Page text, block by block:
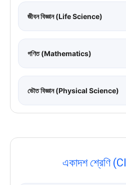
জীবন বিজ্ঞান (Life Science)
গণিত (Mathematics)
ভৌত বিজ্ঞান (Physical Science)
একাদশ শ্রেণি